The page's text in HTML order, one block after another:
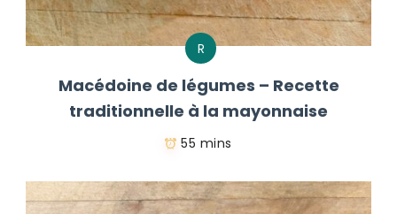
R
Macédoine de légumes – Recette
traditionnelle à la mayonnaise
55 mins